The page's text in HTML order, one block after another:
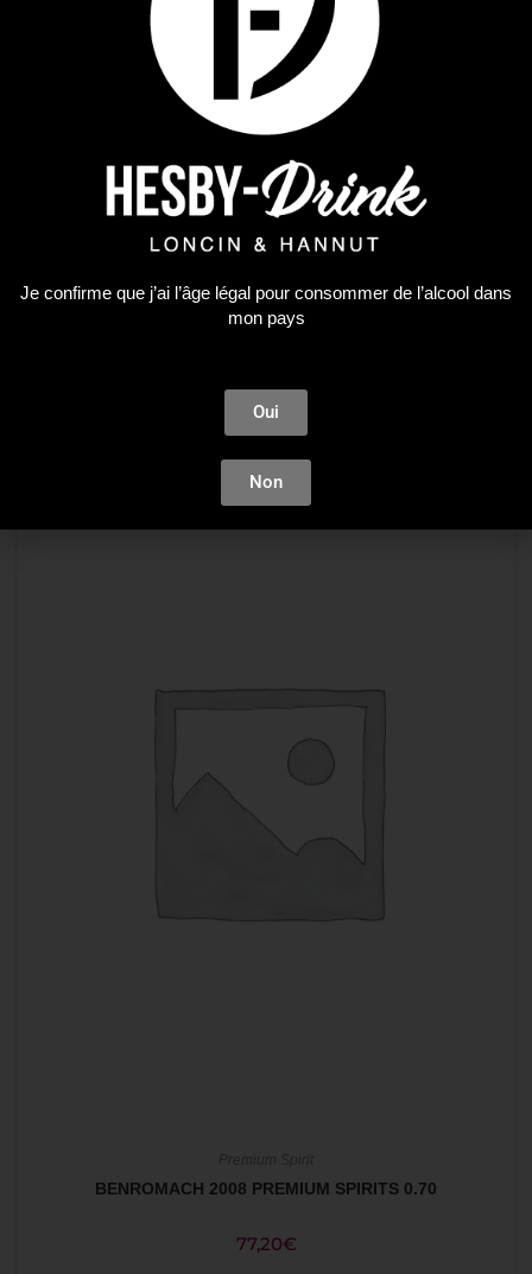
Premium Spirit
48,93€
BENROMACH 2008 PREMIUM SPIRITS 0.70
77,20€
Je confirme que j’ai l’âge légal pour consommer de l’alcool dans
mon pays
Oui
Non